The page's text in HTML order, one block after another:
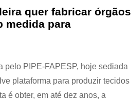
quer fabricar órgãos
medida para
pelo PIPE-FAPESP, hoje sediada
plataforma para produzir tecidos
é obter, em até dez anos, a